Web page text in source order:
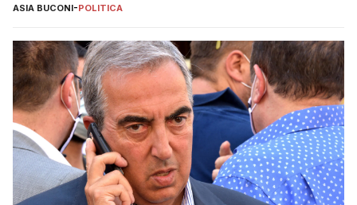
ASIA BUCONI-POLITICA